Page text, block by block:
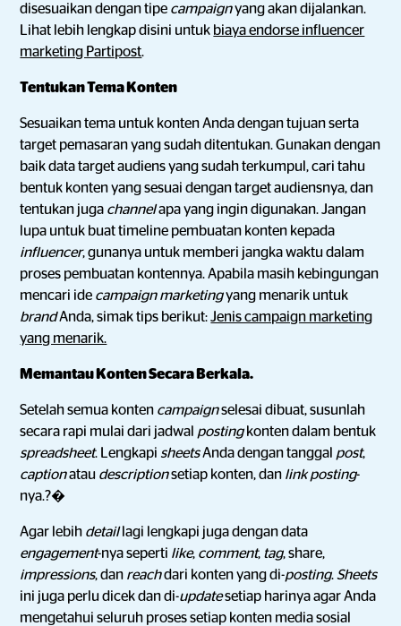
disesuaikan dengan tipe campaignyang akan dijalankan.
Lihat lebih lengkap disini untuk biaya endorse influencer
marketing Partipost.
Tentukan Tema Konten
Sesuaikan tema untuk konten Anda dengan tujuan serta
target pemasaran yang sudah ditentukan. Gunakan dengan
baik data target audiens yang sudah terkumpul, cari tahu
bentuk konten yang sesuai dengan target audiensnya, dan
tentukan juga channelapa yang ingin digunakan. Jangan
lupa untuk buat timeline pembuatan konten kepada
influencer, gunanya untuk memberi jangka waktu dalam
proses pembuatan kontennya. Apabila masih kebingungan
mencari ide campaign marketingyang menarik untuk
brandAnda, simak tips berikut:Jenis campaign marketing
yang menarik.
Memantau Konten Secara Berkala.
Setelah semua konten campaignselesai dibuat, susunlah
secara rapi mulai dari jadwal posting konten dalam bentuk
spreadsheet. Lengkapi sheetsAnda dengan tanggal post,
captionatau descriptionsetiap konten, dan link posting-
nya.?�
Agar lebih detail lagi lengkapi juga dengan data
engagement-nya seperti like, comment, tag, share,
impressions, dan reachdari konten yang di-posting.Sheets
ini juga perlu dicek dan di-updatesetiap harinya agar Anda
mengetahui seluruh proses setiap konten media sosial